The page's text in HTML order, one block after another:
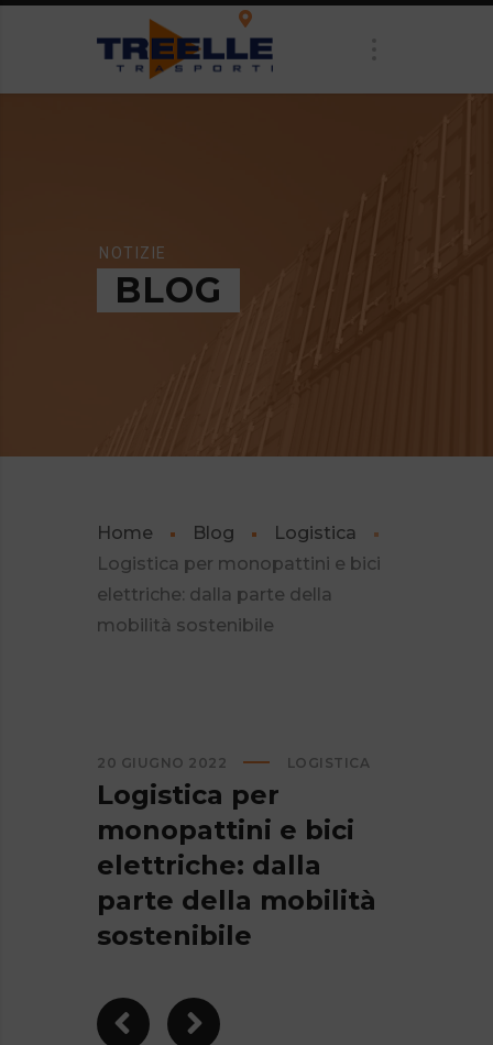
NOTIZIE
BLOG
Home Blog
Logistica
Logistica per monopattini e bici
elettriche: dalla parte della
mobilità sostenibile
20 GIUGNO 2022 LOGISTICA
Logistica per
monopattini e bici
elettriche: dalla
parte della mobilità
sostenibile